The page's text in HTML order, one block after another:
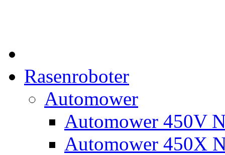
Rasenroboter
Automower
Automower 450V
Automower 450X